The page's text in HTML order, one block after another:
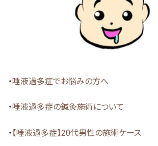
・唾液過多症でお悩みの方へ
・唾液過多症の鍼灸施術について
・ 【唾液過多症】20代男性の施術ケース